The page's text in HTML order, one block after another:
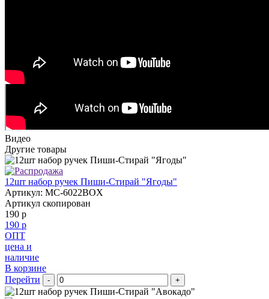
Видео
Другие товары
12шт набор ручек Пиши-Стирай "Ягоды"
Артикул: MC-6022BOX
Артикул скопирован
190 р
190 р
ОПТ
цена и
наличие
В корзине
Перейти
- +